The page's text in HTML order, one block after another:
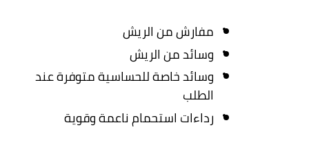
مفارش من الريش
وسائد من الريش
وسائد خاصة للحساسية متوفرة عند
الطلب
رداءات استحمام ناعمة وقوية